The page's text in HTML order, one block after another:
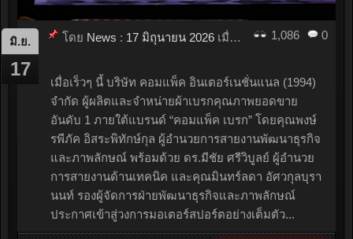
มิ.ย.
17
0
1,086
โดย News : 17 มิถุนายน 2026 เมื่อ 18:09
เมื่อเร็วๆ นี้ บริษัท คอมแพ็ค อินเตอร์เนชั่นแนล (1994)
จำกัด ผู้ผลิตและจำหน่ายผ้าเบรกคุณภาพยอดขาย
อันดับ 1 ภายใต้แบรนด์ “คอมแพ็ค เบรก” โดยคุณพงษ์
รพีภัค อิสระพิทักษ์กุล ผู้อำนวยการสายงานพัฒนาธุรกิจ
และภาพลักษณ์ พร้อมด้วย ดร.มีชัย ศรีวิบูลย์ ผู้อำนวย
การสายงานด้านเทคนิค และคุณมินทร์ลดา อัศวกุลบุรา
นนท์ รองผู้จัดการฝ่ายพัฒนาธุรกิจและภาพลักษณ์
ประกาศเข้าสู่วงการมอเตอร์สปอร์ตอย่างเต็มตัว...